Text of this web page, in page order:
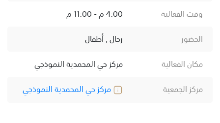
وقت الفعالية
4:00 م - 11:00 م
الحضور
رجال , أطفال
مكان الفعالية
مركز حي المحمدية النموذجي
مركز الجمعية
مركز حي المحمدية النموذجي